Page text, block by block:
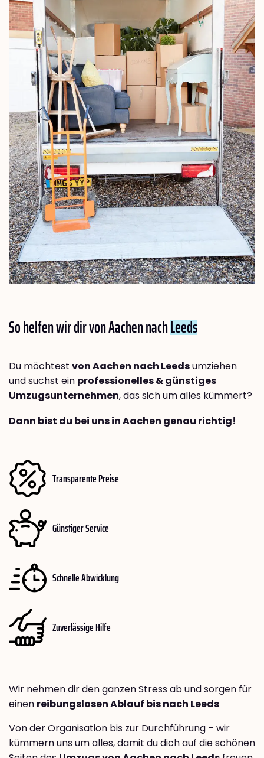
So helfen wir dir von Aachen nachLeeds
Du möchtest von Aachen nach Leedsumziehen
und suchst ein professionelles & günstiges
Umzugsunternehmen, das sich um alles kümmert?
Dann bist du bei uns in Aachen genau richtig!
Transparente Preise
Günstiger Service
Schnelle Abwicklung
Zuverlässige Hilfe
Wir nehmen dir den ganzen Stress ab und sorgen für
einen reibungslosen Ablauf bis nach Leeds
Von der Organisation bis zur Durchführung – wir
kümmern uns um alles, damit du dich auf die schönen